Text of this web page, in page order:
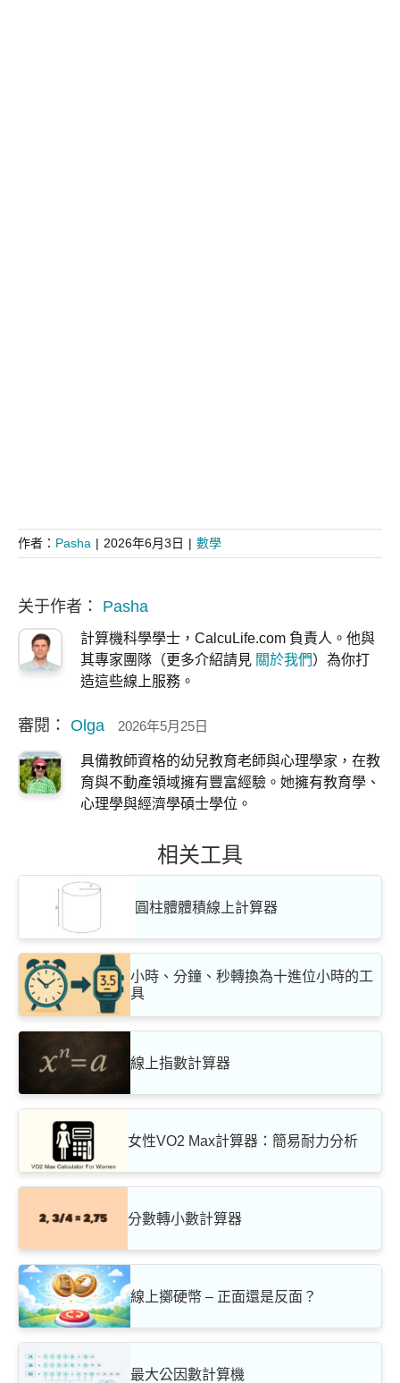
作者： Pasha | 2026年6月3日 | 數學
关于作者： Pasha
計算機科學學士，CalcuLife.com 負責人。他與
其專家團隊（更多介紹請見 關於我們）為你打
造這些線上服務。
審閱： Olga 2026年5月25日
具備教師資格的幼兒教育老師與心理學家，在教
育與不動產領域擁有豐富經驗。她擁有教育學、
心理學與經濟學碩士學位。
相关工具
圓柱體體積線上計算器
小時、分鐘、秒轉換為十進位小時的工
具
線上指數計算器
女性VO2 Max計算器：簡易耐力分析
分數轉小數計算器
線上擲硬幣 – 正面還是反面？
最大公因數計算機